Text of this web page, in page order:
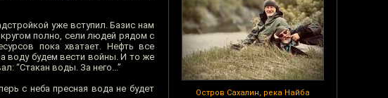
Остров Сахалин, река Найба
уже вступил. Базис нам
полно, сели людей рядом с
пока хватает. Нефть все
воду будем вести войны. И то же
“Стакан воды. За него...”
с неба пресная вода не будет